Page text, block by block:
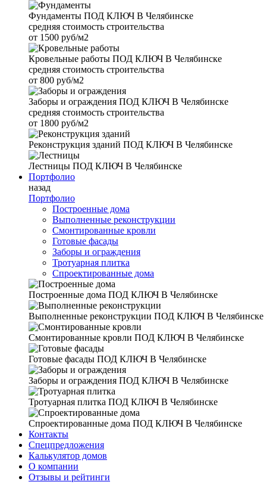
Фундаменты ПОД КЛЮЧ В Челябинске
средняя стоимость строительства
от 1500 руб/м2
Кровельные работы ПОД КЛЮЧ В Челябинске
средняя стоимость строительства
от 800 руб/м2
Заборы и ограждения ПОД КЛЮЧ В Челябинске
средняя стоимость строительства
от 1800 руб/м2
Реконструкция зданий ПОД КЛЮЧ В Челябинске
Лестницы ПОД КЛЮЧ В Челябинске
Портфолио
назад
Портфолио
Построенные дома
Выполненные реконструкции
Смонтированные кровли
Готовые фасады
Заборы и ограждения
Тротуарная плитка
Спроектированные дома
Построенные дома ПОД КЛЮЧ В Челябинске
Выполненные реконструкции ПОД КЛЮЧ В Челябинске
Смонтированные кровли ПОД КЛЮЧ В Челябинске
Готовые фасады ПОД КЛЮЧ В Челябинске
Заборы и ограждения ПОД КЛЮЧ В Челябинске
Тротуарная плитка ПОД КЛЮЧ В Челябинске
Спроектированные дома ПОД КЛЮЧ В Челябинске
Контакты
Спецпредложения
Калькулятор домов
О компании
Отзывы и рейтинги